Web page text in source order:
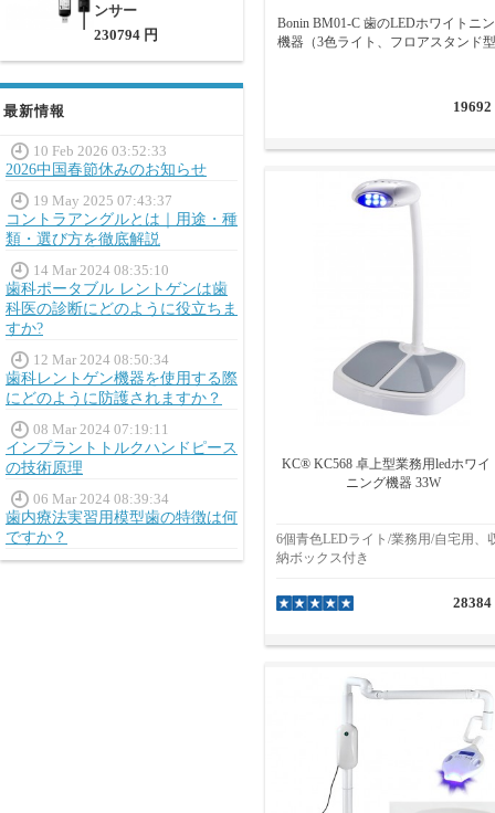
ンサー
230794 円
最新情報
10 Feb 2026 03:52:33
2026中国春節休みのお知らせ
19 May 2025 07:43:37
コントラアングルとは｜用途・種
類・選び方を徹底解説
14 Mar 2024 08:35:10
歯科ポータブル レントゲンは歯
科医の診断にどのように役立ちま
すか?
12 Mar 2024 08:50:34
歯科レントゲン機器を使用する際
にどのように防護されますか？
08 Mar 2024 07:19:11
インプラントトルクハンドピース
の技術原理
06 Mar 2024 08:39:34
歯内療法実習用模型歯の特徴は何
ですか？
Bonin BM01-C 歯のLEDホワイトニ
機器（3色ライト、フロアスタンド
19692
KC® KC568 卓上型業務用ledホワイ
ニング機器 33W
6個青色LEDライト/業務用/自宅用、
納ボックス付き
28384